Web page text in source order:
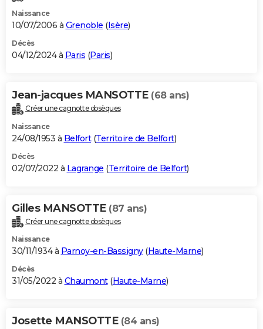
Naissance
10/07/2006 à Grenoble (Isère)
Décès
04/12/2024 à Paris (Paris)
Jean-jacques MANSOTTE (68 ans)
Créer une cagnotte obsèques
Naissance
24/08/1953 à Belfort(Territoire de Belfort)
Décès
02/07/2022 à Lagrange (Territoire de Belfort)
Gilles MANSOTTE (87 ans)
Créer une cagnotte obsèques
Naissance
30/11/1934 à Parnoy-en-Bassigny(Haute-Marne)
Décès
31/05/2022 à Chaumont(Haute-Marne)
Josette MANSOTTE (84 ans)